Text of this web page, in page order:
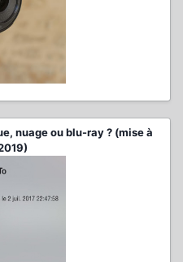
nuage ou blu-ray ? (mise à